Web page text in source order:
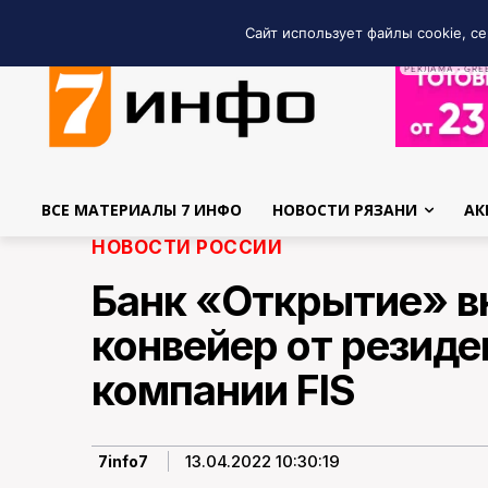
РЕКЛАМА •
ВСЕ МАТЕРИАЛЫ 7 ИНФО НОВОСТИ РЯЗАНИ
НОВОСТИ РОССИИ
Банк «Открытие»
конвейер от
компании FIS
7info7 13.04.2022 10:30:19
Сайт использует файлы cookie,